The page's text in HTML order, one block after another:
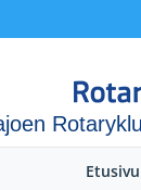
Etusivu